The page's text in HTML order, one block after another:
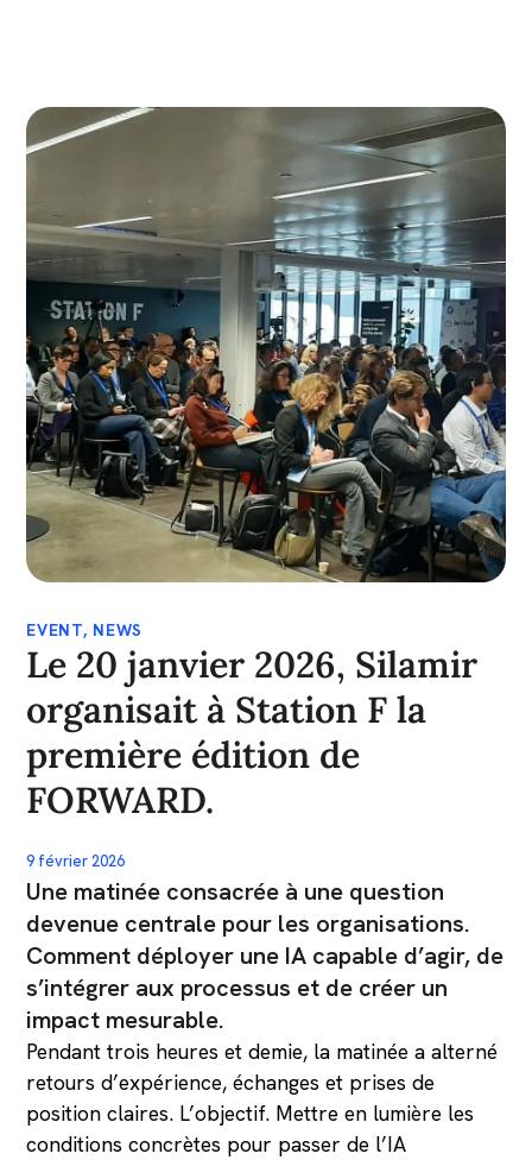
EVENT, NEWS
Le 20 janvier 2026, Silamir
organisait à Station F la
première édition de
FORWARD.
9 février 2026
Une matinée consacrée à une question
devenue centrale pour les organisations.
Comment déployer une IA capable d’agir, de
s’intégrer aux processus et de créer un
impact mesurable.
Pendant trois heures et demie, la matinée a alterné
retours d’expérience, échanges et prises de
position claires. L’objectif. Mettre en lumière les
conditions concrètes pour passer de l’IA